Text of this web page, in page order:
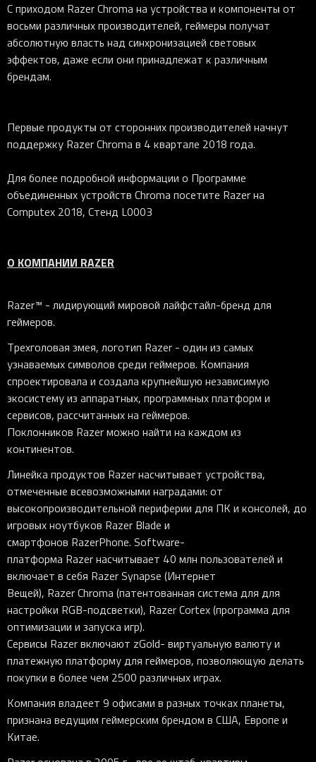
С приходом RazerChroma на устройства и компоненты от
восьми различных производителей, геймеры получат
абсолютную власть над синхронизацией световых
эффектов, дажe если они принадлежат к различным
брендам.
Первые продукты от сторонних производителей начнут
поддержку RazerChroma в 4 квартале 2018 года.
Для более подробной информации о Программе
объединенных устройств Chroma посетите Razer на
Computex 2018, Стенд L0003
О КОМПАНИИ RAZER
Razer™ - лидирующий мировой лайфстайл-бренд для
геймеров.
Трехголовая змея, логотип Razer - один из самых
узнаваемых символов среди геймеров. Компания
спроектировала и создала крупнейшую независимую
экосистему из аппаратных, программных платформ и
сервисов, рассчитанных на геймеров.
Поклонников Razer можно найти на каждом из
континентов.
Линейка продуктов Razer насчитывает устройства,
отмеченные всевозможными наградами: от
высокопроизводительной периферии для ПК и консолей, до
игровых ноутбуков Razer Blade и
смартфонов RazerPhone. Software-
платформа Razer насчитывает 40 млн пользователей и
включает в себя Razer Synapse (Интернет
Вещей), Razer Chroma (патентованная система для для
настройки RGB-подсветки), Razer Cortex (программа для
оптимизации и запуска игр).
Сервисы Razer включают zGold- виртуальную валюту и
платежную платформу для геймеров, позволяющую делать
покупки в более чем 2500 различных играх.
Компания владеет 9 офисами в разных точках планеты,
признана ведущим геймерским брендом в США, Европе и
Китае.